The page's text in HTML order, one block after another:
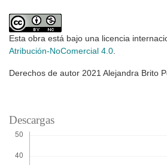
Esta obra está bajo una licencia
Atribución-NoComercial 4.0.
Derechos de autor 2021 Alejandra Brito
Descargas